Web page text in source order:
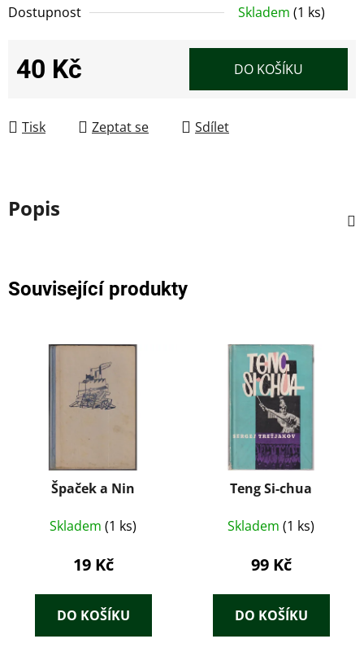
Dostupnost Skladem (1 ks)
40 Kč DO KOŠÍKU
Tisk Zeptat se Sdílet
Popis
Související produkty
Špaček a Nin
Skladem (1 ks)
19 Kč
DO KOŠÍKU
Teng Si-chua
Skladem (1 ks)
99 Kč
DO KOŠÍKU